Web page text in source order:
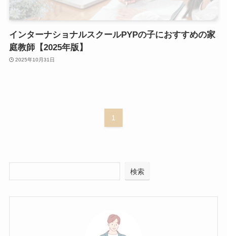
インターナショナルスクールPYPの子におすすめの家
庭教師【2025年版】
2025年10月31日
1
検索